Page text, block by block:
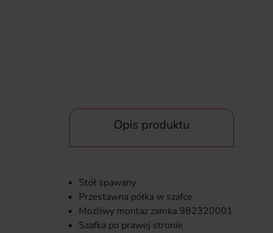
Opis produktu
Stół spawany
Przestawna półka w szafce
Możliwy montaż zamka 982320001
Szafka po prawej stronie